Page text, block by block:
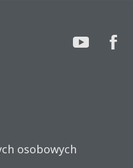
osobowych